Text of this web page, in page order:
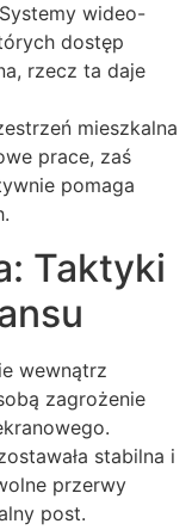
wideo-
dostęp
rzecz ta daje
mieszkalna
prace, zaś
pomaga
Taktyki
wewnątrz
zagrożenie
stabilna i
przerwy
post.